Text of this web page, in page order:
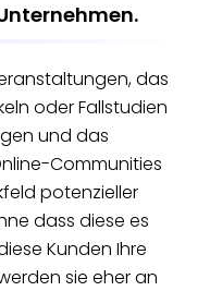
das
oder Fallstudien
und das
Communities
potenzieller
dass diese es
Kunden Ihre
sie eher an